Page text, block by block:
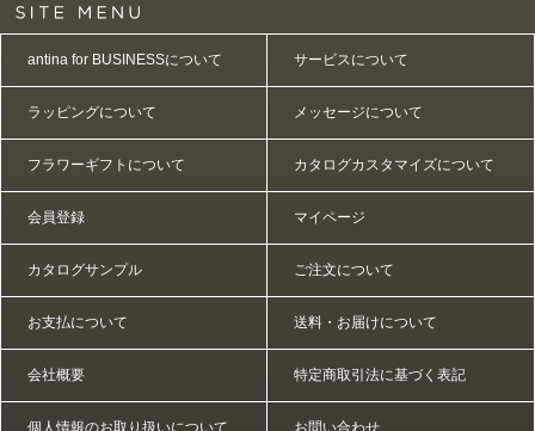
antina for BUSINESSについて サービスについて
ラッピングについて メッセージについて
フラワーギフトについて カタログカスタマイズについて
会員登録 マイページ
カタログサンプル ご注文について
お支払について 送料・お届けについて
会社概要 特定商取引法に基づく表記
個人情報のお取り扱いについて お問い合わせ